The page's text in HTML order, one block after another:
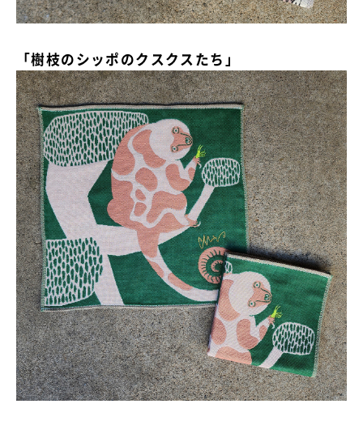
「樹枝のシッポのクスクスたち」